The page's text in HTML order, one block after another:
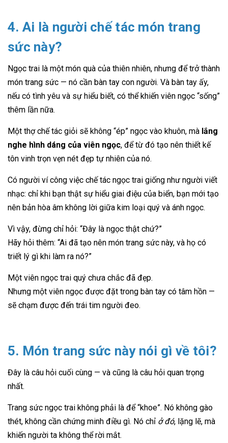
4. Ai là người chế tác món trang
sức này?
Ngọc trai là một món quà của thiên nhiên, nhưng để trở thành
món trang sức — nó cần bàn tay con người. Và bàn tay ấy,
nếu có tình yêu và sự hiểu biết, có thể khiến viên ngọc “sống”
thêm lần nữa.
Một thợ chế tác giỏi sẽ không “ép” ngọc vào khuôn, mà lắng
nghe hình dáng của viên ngọc, để từ đó tạo nên thiết kế
tôn vinh trọn vẹn nét đẹp tự nhiên của nó.
Có người ví công việc chế tác ngọc trai giống như người viết
nhạc: chỉ khi bạn thật sự hiểu giai điệu của biển, bạn mới tạo
nên bản hòa âm không lời giữa kim loại quý và ánh ngọc.
Vì vậy, đừng chỉ hỏi: “Đây là ngọc thật chứ?”
Hãy hỏi thêm: “Ai đã tạo nên món trang sức này, và họ có
triết lý gì khi làm ra nó?”
Một viên ngọc trai quý chưa chắc đã đẹp.
Nhưng một viên ngọc được đặt trong bàn tay có tâm hồn —
sẽ chạm được đến trái tim người đeo.
5. Món trang sức này nói gì về tôi?
Đây là câu hỏi cuối cùng — và cũng là câu hỏi quan trọng
nhất.
Trang sức ngọc trai không phải là để “khoe”. Nó không gào
thét, không cần chứng minh điều gì. Nó chỉ ở đó, lặng lẽ, mà
khiến người ta không thể rời mắt.